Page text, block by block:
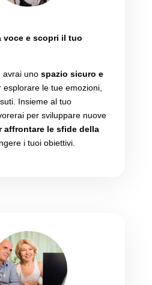
voce e scopri il tuo
avrai uno spazio sicuro e
esplorare le tue emozioni,
Insieme al tuo
per sviluppare nuove
affrontare le sfide della
i tuoi obiettivi.